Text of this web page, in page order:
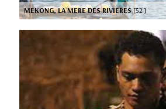
MEKONG, LA MERE DES RIVIERES[52’]